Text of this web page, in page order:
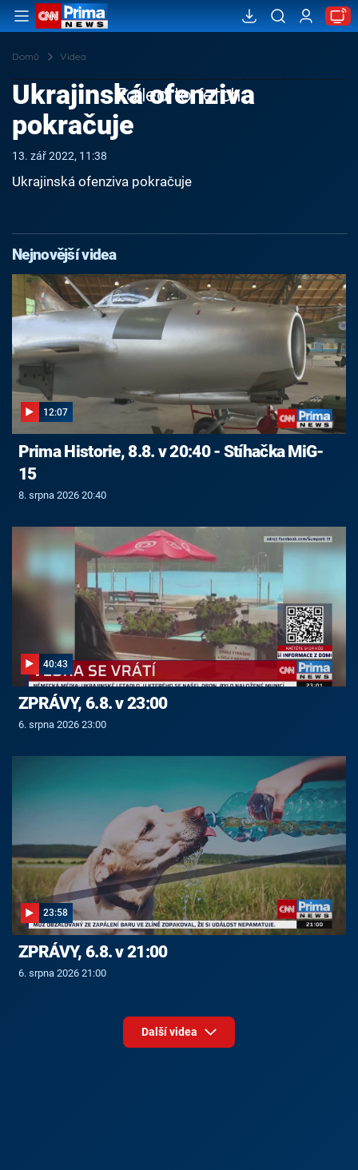
Domů Videa
Failed to fetch
Ukrajinská ofenziva
pokračuje
13. zář 2022, 11:38
Ukrajinská ofenziva pokračuje
Nejnovější videa
12:07
Prima Historie, 8.8. v 20:40 - Stíhačka MiG-
15
8. srpna 2026 20:40
40:43
ZPRÁVY, 6.8. v 23:00
6. srpna 2026 23:00
23:58
ZPRÁVY, 6.8. v 21:00
6. srpna 2026 21:00
Další videa